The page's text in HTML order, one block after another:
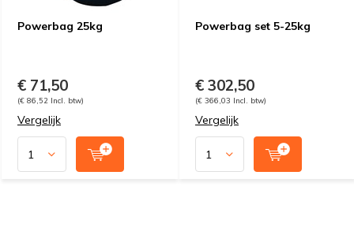
Powerbag 25kg
€ 71,50
(€ 86,52 Incl. btw)
Vergelijk
Powerbag set 5-25kg
€ 302,50
(€ 366,03 Incl. btw)
Vergelijk